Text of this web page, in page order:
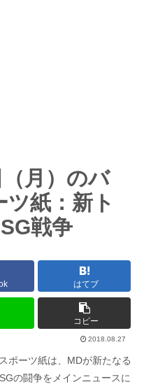
月）のバ
紙：新ト
戦争
はてブ
コピー
2018.08.27
ポーツ紙は、MDが新たなる
の闘争をメインニュースに